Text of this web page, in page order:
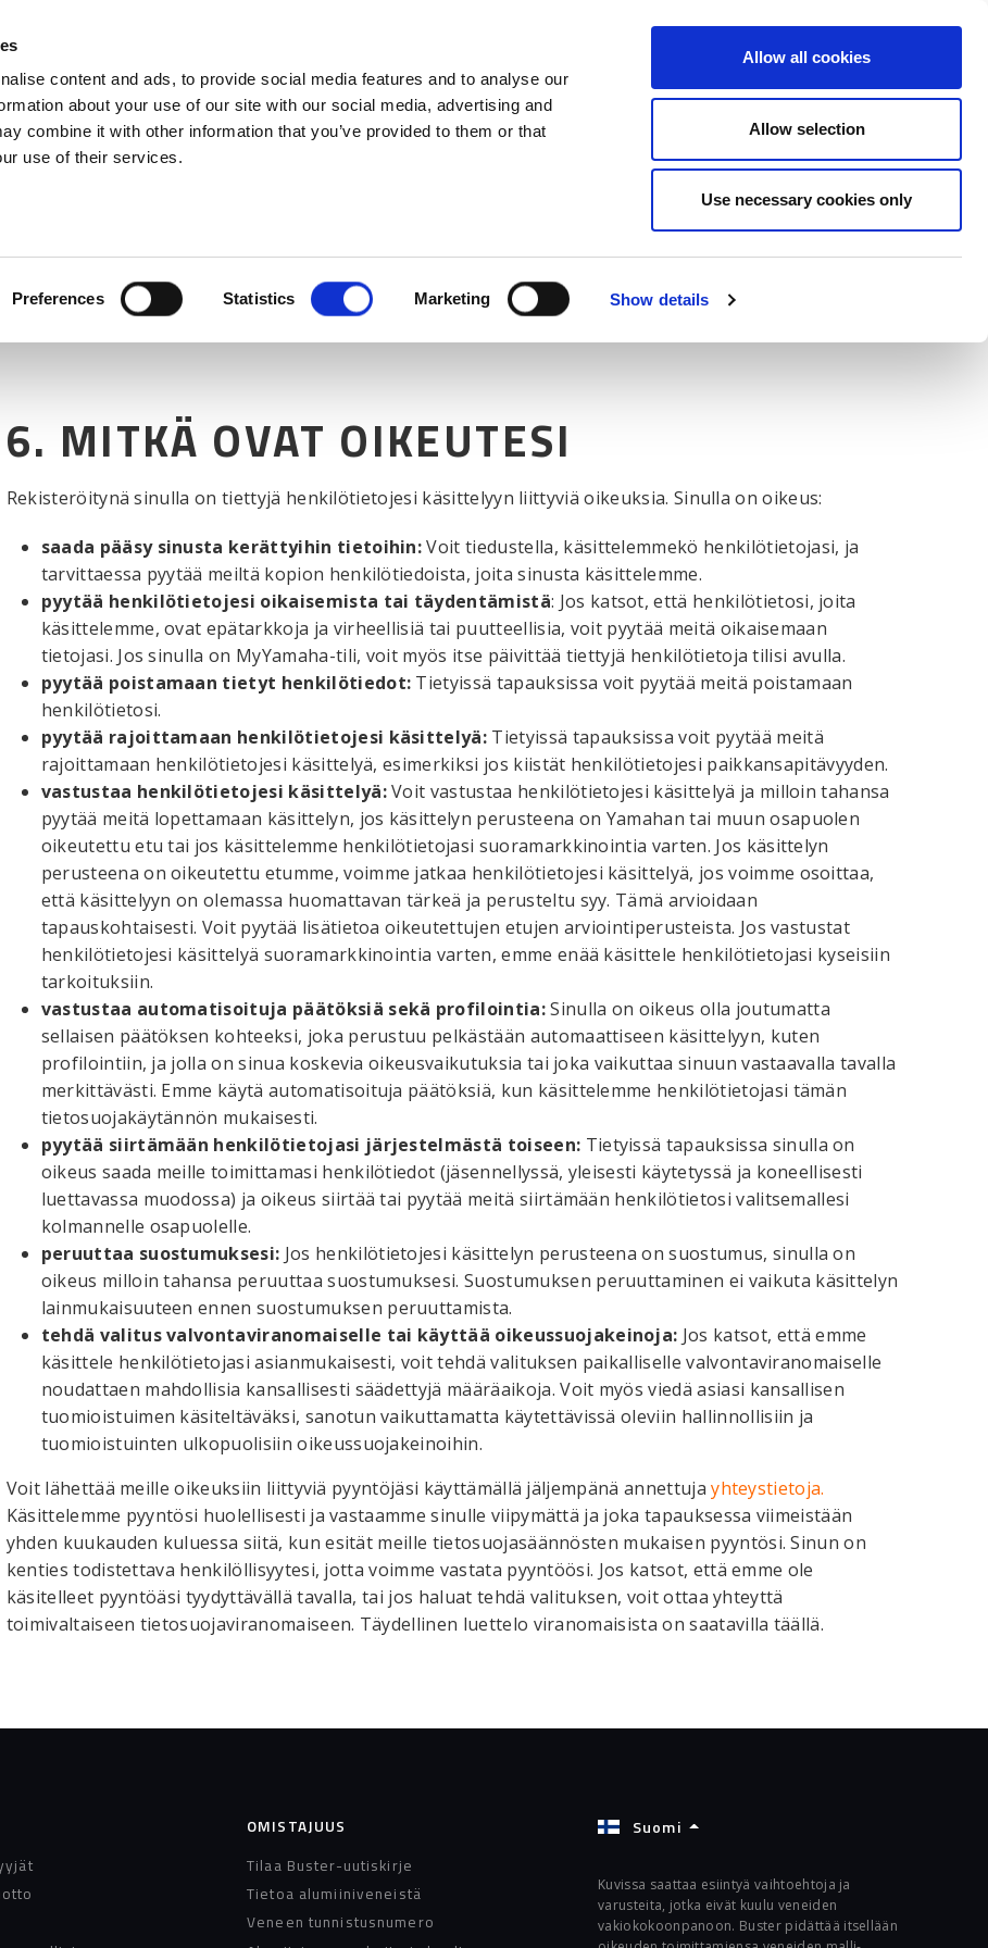
content and ads, to provide social media features and to analyse our
about your use of our site with our social media, advertising and
combine it with other information that you’ve provided to them or that
use of their services.
Preferences Statistics Marketing Show details
Allow all cookies
Allow selection
Use necessary cookies only
6. MITKÄ OVAT OIKEUTESI
Rekisteröitynä sinulla on tiettyjä henkilötietojesi käsittelyyn liittyviä oikeuksia. Sinulla on oikeus:
saada pääsy sinusta kerättyihin tietoihin:Voit tiedustella, käsittelemmekö henkilötietojasi, ja
tarvittaessa pyytää meiltä kopion henkilötiedoista, joita sinusta käsittelemme.
pyytää henkilötietojesi oikaisemista tai täydentämistä: Jos katsot, että henkilötietosi, joita
käsittelemme, ovat epätarkkoja ja virheellisiä tai puutteellisia, voit pyytää meitä oikaisemaan
tietojasi. Jos sinulla on MyYamaha-tili, voit myös itse päivittää tiettyjä henkilötietoja tilisi avulla.
pyytää poistamaan tietyt henkilötiedot: Tietyissä tapauksissa voit pyytää meitä poistamaan
henkilötietosi.
pyytää rajoittamaan henkilötietojesi käsittelyä: Tietyissä tapauksissa voit pyytää meitä
rajoittamaan henkilötietojesi käsittelyä, esimerkiksi jos kiistät henkilötietojesi paikkansapitävyyden.
vastustaa henkilötietojesi käsittelyä:Voit vastustaa henkilötietojesi käsittelyä ja milloin tahansa
pyytää meitä lopettamaan käsittelyn, jos käsittelyn perusteena on Yamahan tai muun osapuolen
oikeutettu etu tai jos käsittelemme henkilötietojasi suoramarkkinointia varten. Jos käsittelyn
perusteena on oikeutettu etumme, voimme jatkaa henkilötietojesi käsittelyä, jos voimme osoittaa,
että käsittelyyn on olemassa huomattavan tärkeä ja perusteltu syy. Tämä arvioidaan
tapauskohtaisesti. Voit pyytää lisätietoa oikeutettujen etujen arviointiperusteista. Jos vastustat
henkilötietojesi käsittelyä suoramarkkinointia varten, emme enää käsittele henkilötietojasi kyseisiin
tarkoituksiin.
vastustaa automatisoituja päätöksiä sekä profilointia:Sinulla on oikeus olla joutumatta
sellaisen päätöksen kohteeksi, joka perustuu pelkästään automaattiseen käsittelyyn, kuten
profilointiin, ja jolla on sinua koskevia oikeusvaikutuksia tai joka vaikuttaa sinuun vastaavalla tavalla
merkittävästi. Emme käytä automatisoituja päätöksiä, kun käsittelemme henkilötietojasi tämän
tietosuojakäytännön mukaisesti.
pyytää siirtämään henkilötietojasi järjestelmästä toiseen: Tietyissä tapauksissa sinulla on
oikeus saada meille toimittamasi henkilötiedot (jäsennellyssä, yleisesti käytetyssä ja koneellisesti
luettavassa muodossa) ja oikeus siirtää tai pyytää meitä siirtämään henkilötietosi valitsemallesi
kolmannelle osapuolelle.
peruuttaa suostumuksesi: Jos henkilötietojesi käsittelyn perusteena on suostumus, sinulla on
oikeus milloin tahansa peruuttaa suostumuksesi. Suostumuksen peruuttaminen ei vaikuta käsittelyn
lainmukaisuuteen ennen suostumuksen peruuttamista.
tehdä valitus valvontaviranomaiselle tai käyttää oikeussuojakeinoja: Jos katsot, että emme
käsittele henkilötietojasi asianmukaisesti, voit tehdä valituksen paikalliselle valvontaviranomaiselle
noudattaen mahdollisia kansallisesti säädettyjä määräaikoja. Voit myös viedä asiasi kansallisen
tuomioistuimen käsiteltäväksi, sanotun vaikuttamatta käytettävissä oleviin hallinnollisiin ja
tuomioistuinten ulkopuolisiin oikeussuojakeinoihin.
Voit lähettää meille oikeuksiin liittyviä pyyntöjäsi käyttämällä jäljempänä annettujayhteystietoja.
Käsittelemme pyyntösi huolellisesti ja vastaamme sinulle viipymättä ja joka tapauksessa viimeistään
yhden kuukauden kuluessa siitä, kun esität meille tietosuojasäännösten mukaisen pyyntösi. Sinun on
kenties todistettava henkilöllisyytesi, jotta voimme vastata pyyntöösi. Jos katsot, että emme ole
käsitelleet pyyntöäsi tyydyttävällä tavalla, tai jos haluat tehdä valituksen, voit ottaa yhteyttä
toimivaltaiseen tietosuojaviranomaiseen. Täydellinen luettelo viranomaisista on saatavilla täällä.
OMISTAJUUS
Tilaa Buster-uutiskirje
Tietoa alumiiniveneistä
Veneen tunnistusnumero
Suomi
Kuvissa saattaa esiintyä vaihtoehtoja ja
varusteita, jotka eivät kuulu veneiden
vakiokokoonpanoon. Buster pidättää itsellään